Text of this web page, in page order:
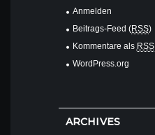
Anmelden
Beitrags-Feed (RSS)
Kommentare als RSS
WordPress.org
ARCHIVES